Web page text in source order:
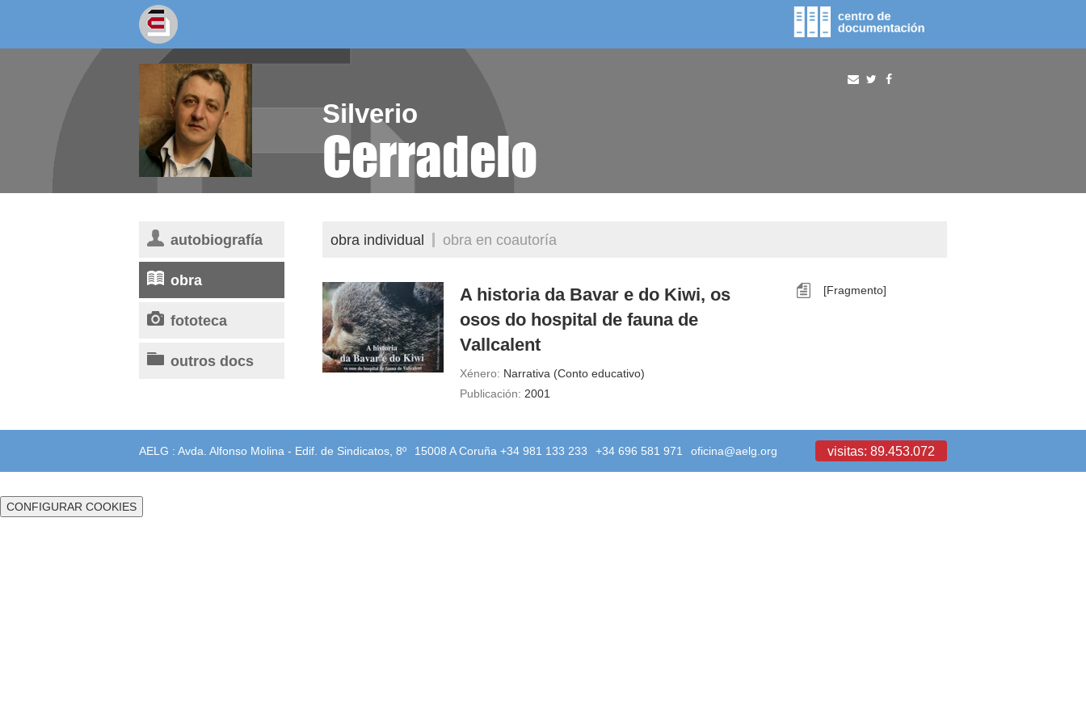
socios/as fototeca procura
Silverio
Cerradelo
autobiografía
obra
fototeca
outros docs
obra individual obra en coautoría
A historia da Bavar e do Kiwi, os
osos do hospital de fauna de
Vallcalent
Xénero: Narrativa (Conto educativo)
Publicación: 2001
[Fragmento]
AELG : Avda. Alfonso Molina - Edif. de Sindicatos, 8º 15008 A Coruña +34 981 133 233 +34 696 581 971 oficina@aelg.org visitas: 89.453.072
CONFIGURAR COOKIES